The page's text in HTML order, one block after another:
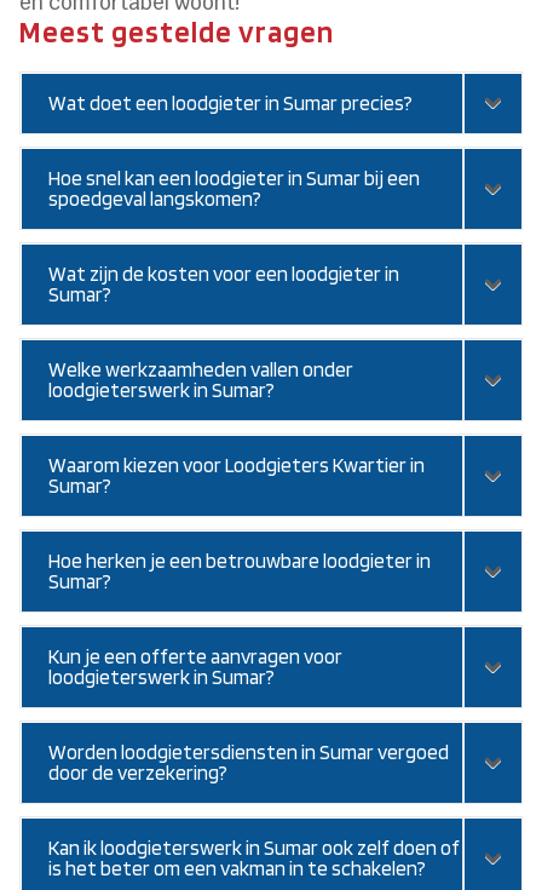
Meest gestelde vragen
Wat doet een loodgieter in Sumar precies?
Hoe snel kan een loodgieter in Sumar bij een
spoedgeval langskomen?
Wat zijn de kosten voor een loodgieter in
Sumar?
Welke werkzaamheden vallen onder
loodgieterswerk in Sumar?
Waarom kiezen voor Loodgieters Kwartier in
Sumar?
Hoe herken je een betrouwbare loodgieter in
Sumar?
Kun je een offerte aanvragen voor
loodgieterswerk in Sumar?
Worden loodgietersdiensten in Sumar vergoed
door de verzekering?
Kan ik loodgieterswerk in Sumar ook zelf doen of
is het beter om een vakman in te schakelen?